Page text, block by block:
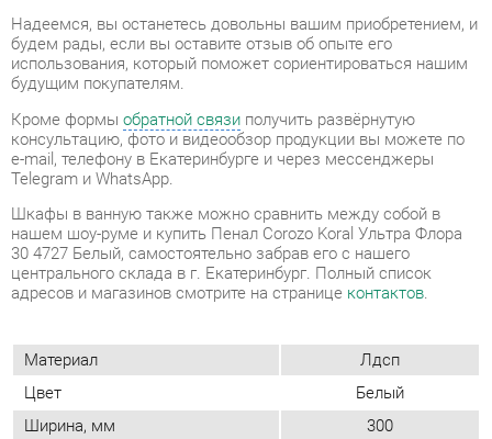
e-mail, телефону в Екатеринбурге и через мессенджеры
Telegram и WhatsApp.
Шкафы в ванную также можно сравнить между собой в
нашем шоу-руме и купить Пенал Corozo Koral Ультра Флора
30 4727 Белый, самостоятельно забрав его с нашего
центрального склада в г. Екатеринбург. Полный список
адресов и магазинов смотрите на страницеконтактов.
Материал
Лдсп
Цвет
Белый
Ширина, мм
300
Глубина, мм
290
Расположение
Напольный
Комплектация (шкафы и
стеллажи)
Полки